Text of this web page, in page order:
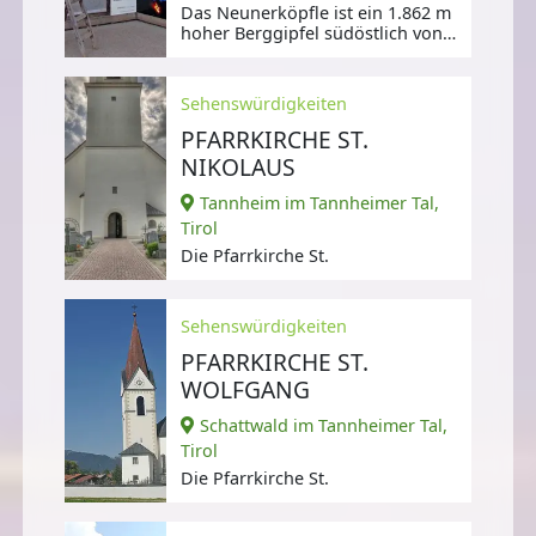
Das Neunerköpfle ist ein 1.862 m
hoher Berggipfel südöstlich von
Sehenswürdigkeiten
PFARRKIRCHE ST.
NIKOLAUS
Tannheim im Tannheimer Tal,
Tirol
Die Pfarrkirche St.
Sehenswürdigkeiten
PFARRKIRCHE ST.
WOLFGANG
Schattwald im Tannheimer Tal,
Tirol
Die Pfarrkirche St.